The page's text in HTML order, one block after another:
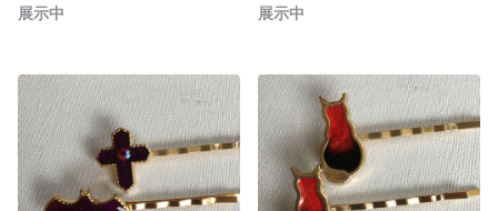
展示中
展示中